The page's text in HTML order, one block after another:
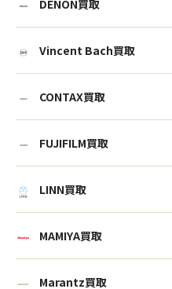
DENON買取
Vincent Bach買取
CONTAX買取
FUJIFILM買取
LINN買取
MAMIYA買取
Marantz買取